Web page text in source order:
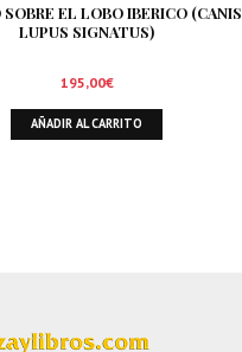
EL LOBO IBERICO (CANIS
LUPUS SIGNATUS)
195,00€
AÑADIR AL CARRITO